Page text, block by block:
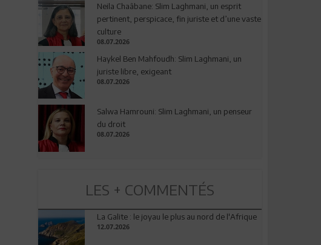
Neila Chaâbane: Slim Laghmani, un esprit
pertinent, perspicace, fin juriste et d’une vaste
culture
08.07.2026
Haykel Ben Mahfoudh: Slim Laghmani, un
juriste libre, exigeant
08.07.2026
Salwa Hamrouni: Slim Laghmani, un penseur
du droit
08.07.2026
LES + COMMENTÉS
La Galite : le joyau le plus au nord de l'Afrique
12.07.2026